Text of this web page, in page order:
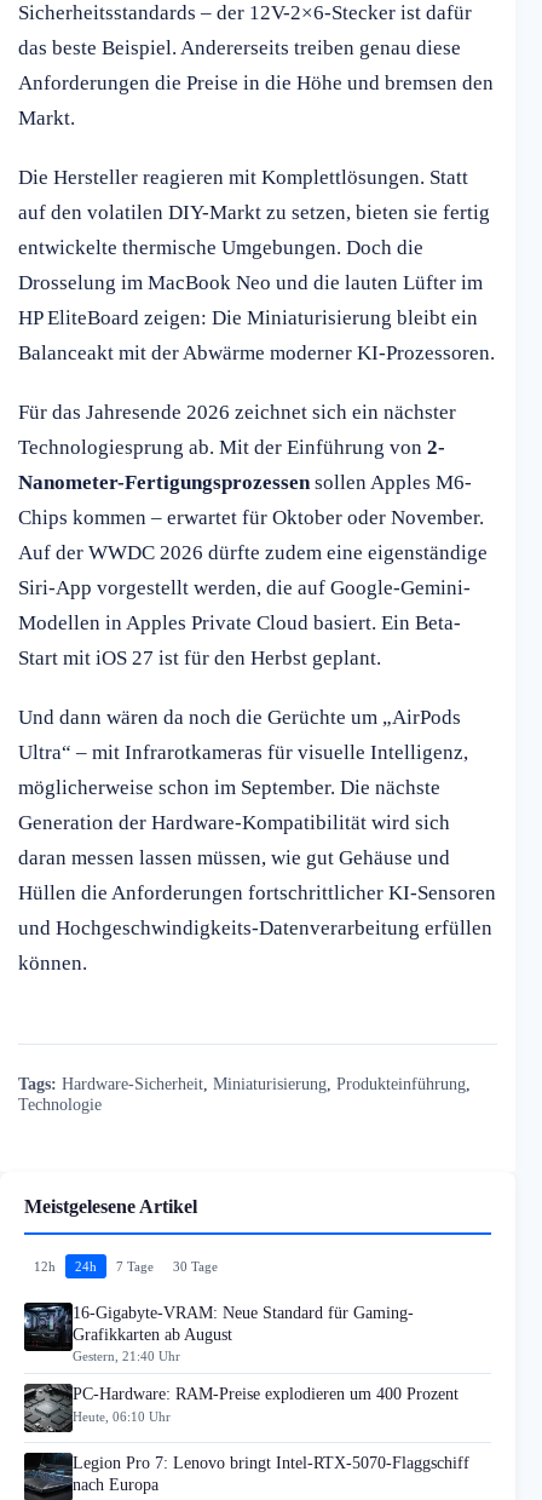
Sicherheitsstandards – der 12V-2×6-Stecker ist dafür
das beste Beispiel. Andererseits treiben genau diese
Anforderungen die Preise in die Höhe und bremsen den
Markt.
Die Hersteller reagieren mit Komplettlösungen. Statt
auf den volatilen DIY-Markt zu setzen, bieten sie fertig
entwickelte thermische Umgebungen. Doch die
Drosselung im MacBook Neo und die lauten Lüfter im
HP EliteBoard zeigen: Die Miniaturisierung bleibt ein
Balanceakt mit der Abwärme moderner KI-Prozessoren.
Für das Jahresende 2026 zeichnet sich ein nächster
Technologiesprung ab. Mit der Einführung von 2-
Nanometer-Fertigungsprozessensollen Apples M6-
Chips kommen – erwartet für Oktober oder November.
Auf der WWDC 2026 dürfte zudem eine eigenständige
Siri-App vorgestellt werden, die auf Google-Gemini-
Modellen in Apples Private Cloud basiert. Ein Beta-
Start mit iOS 27 ist für den Herbst geplant.
Und dann wären da noch die Gerüchte um „AirPods
Ultra“ – mit Infrarotkameras für visuelle Intelligenz,
möglicherweise schon im September. Die nächste
Generation der Hardware-Kompatibilität wird sich
daran messen lassen müssen, wie gut Gehäuse und
Hüllen die Anforderungen fortschrittlicher KI-Sensoren
und Hochgeschwindigkeits-Datenverarbeitung erfüllen
können.
Tags: Hardware-Sicherheit Miniaturisierung Produkteinführung
Technologie
Meistgelesene Artikel
12h 24h 7 Tage 30 Tage
16-Gigabyte-VRAM: Neue Standard für Gaming-
Grafikkarten ab August
Gestern, 21:40 Uhr
PC-Hardware: RAM-Preise explodieren um 400 Prozent
Heute, 06:10 Uhr
Legion Pro 7: Lenovo bringt Intel-RTX-5070-Flaggschiff
nach Europa